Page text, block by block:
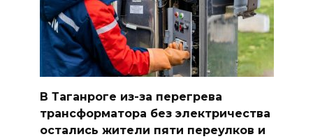
В Таганроге из-за перегрева
трансформатора без электричества
остались жители пяти переулков и